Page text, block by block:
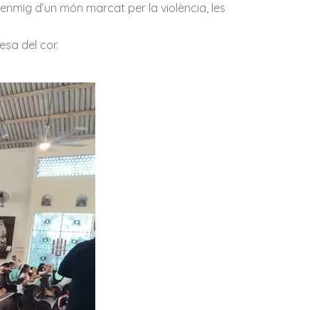
d’un món marcat per la violència, les
del cor.